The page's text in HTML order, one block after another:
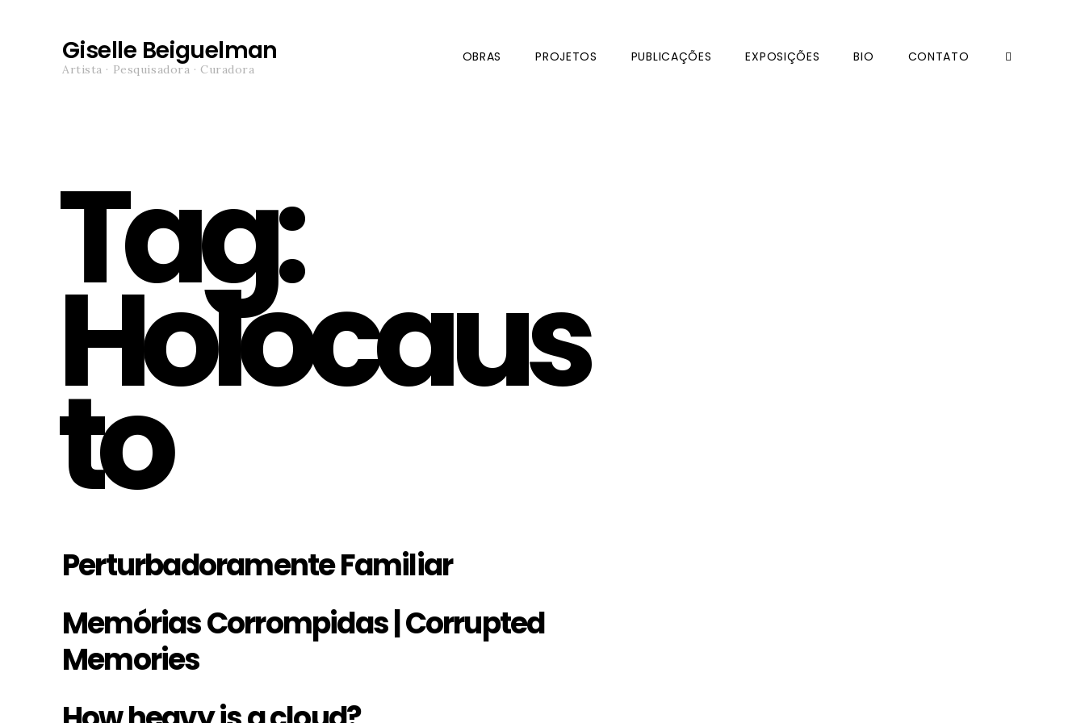
Giselle Beiguelman
Artista · Pesquisadora · Curadora
OBRAS PROJETOS PUBLICAÇÕES EXPOSIÇÕES BIO CONTATO
Tag:
Holocaus
to
Perturbadoramente Familiar
Memórias Corrompidas | Corrupted
Memories